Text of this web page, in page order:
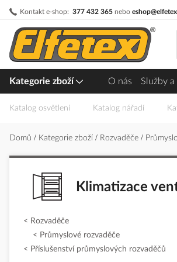
Kontakt e-shop: 377 432 365 nebo
Přejít
obsah
Kategorie zboží O nás Služby
Katalog osvětlení Katalog nářadí
Domů Kategorie zboží Rozvaděče
Klimatizace
Rozvaděče
Průmyslové rozvaděče
Příslušenství průmyslových rozvaděčů